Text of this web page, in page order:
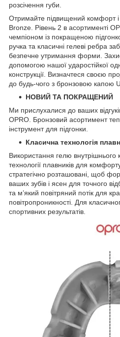
розсічення губи.
Отримайте підвищений комфорт
Bronze. Рівень 2 в асортименті
чемпіоном із покращеною
ручка та класичні гелеві ребра
безпечне утримання форми.
допомогою нашої ударостійкої
конструкції. Визначтеся своєю
до будь-чого з бронзовою капою
НОВИЙ ТА ПОКРАЩЕНИЙ
Ми прислухалися до ваших
OPRO. Бронзовий асортимент
інструмент для підгонки.
Класична технологія
Використання гелю внутрішнього
технології плавників для
стратегічно розташовані, щоб
ваших зубів і ясен для точного
та м’який повітряний потік для
повітропроникності. Для
спортивних результатів.